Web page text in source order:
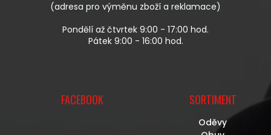
(adresa pro výměnu zboží a reklamace)
Pondělí až čtvrtek 9:00 - 17:00 hod.
Pátek 9:00 - 16:00 hod.
FACEBOOK SORTIMENT
Oděvy